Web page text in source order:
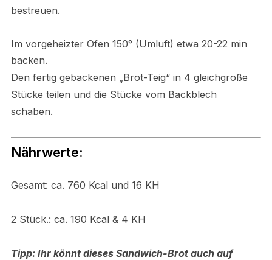
bestreuen.
Im vorgeheizter Ofen 150° (Umluft) etwa 20-22 min
backen.
Den fertig gebackenen „Brot-Teig“ in 4 gleichgroße
Stücke teilen und die Stücke vom Backblech
schaben.
Nährwerte:
Gesamt: ca. 760 Kcal und 16 KH
2 Stück.: ca. 190 Kcal & 4 KH
Tipp: Ihr könnt dieses Sandwich-Brot auch auf